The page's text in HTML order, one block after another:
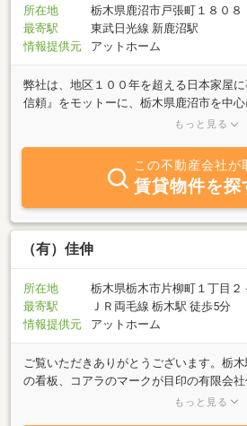
所在地
栃木県鹿沼市戸張町１８０８
最寄駅
東武日光線 新鹿沼駅
情報提供元
アットホーム
弊社は、地区１００年を超える日本家屋
信頼』をモットーに、栃木県鹿沼市を中
をはじめ、住まいに関する様々な情報と
様目線で、理想の住まいをお探し致しま
に掲載される以前の賃貸情報も随時ご紹
軽にお問い合わせ下さい。お客様のご来
す。
もっと見る
この不動産会社が
賃貸物件を探
（有）佳伸
所在地
栃木県栃木市片柳町１丁目２
最寄駅
ＪＲ両毛線 栃木駅 徒歩5分
情報提供元
アットホーム
ご覧いただきありがとうございます。栃
の看板、コアラのマークが目印の有限会
ます。土地建物仲介、建売住宅、アパー
もっと見る